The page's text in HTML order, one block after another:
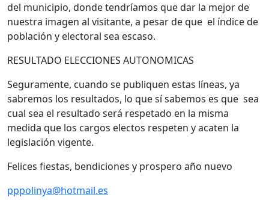
del municipio, donde tendríamos que dar la mejor de
nuestra imagen al visitante, a pesar de que el índice de
población y electoral sea escaso.
RESULTADO ELECCIONES AUTONOMICAS
Seguramente, cuando se publiquen estas líneas, ya
sabremos los resultados, lo que sí sabemos es que sea
cual sea el resultado será respetado en la misma
medida que los cargos electos respeten y acaten la
legislación vigente.
Felices fiestas, bendiciones y prospero año nuevo
pppolinya@hotmail.es